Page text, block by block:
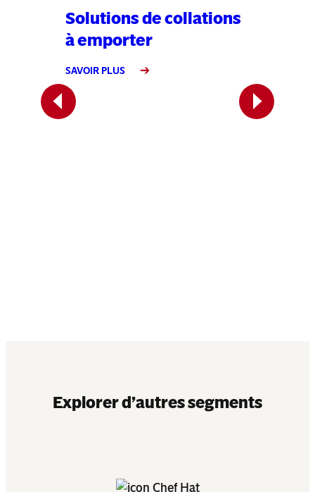
Previous
Solutions de collations
à emporter
SAVOIR PLUS
Next
Explorer d’autres segments